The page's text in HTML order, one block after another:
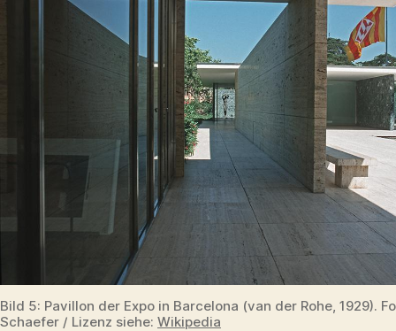
Bild 5: Pavillon der Expo in Barcelona (van der Rohe, 1929).
Schaefer / Lizenz siehe: Wikipedia